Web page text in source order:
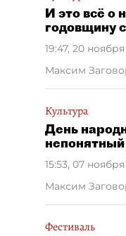
И это всё о
годовщину
19:47, 20
Максим
Культура
День
15:53, 07
Максим
Фестиваль